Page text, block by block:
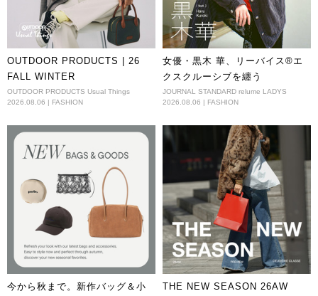
OUTDOOR PRODUCTS | 26
FALL WINTER
OUTDOOR PRODUCTS Usual Things
2026.08.06 | FASHION
女優・黒木 華、リーバイス®エ
クスクルーシブを纏う
JOURNAL STANDARD relume LADYS
2026.08.06 | FASHION
今から秋まで。新作バッグ＆小
THE NEW SEASON 26AW